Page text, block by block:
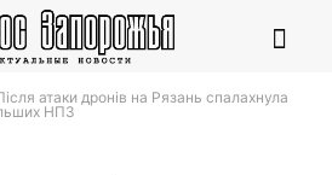
атаки дронів на Рязань спалахнула
НПЗ